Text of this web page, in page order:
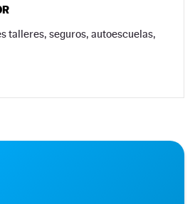
talleres, seguros, autoescuelas,